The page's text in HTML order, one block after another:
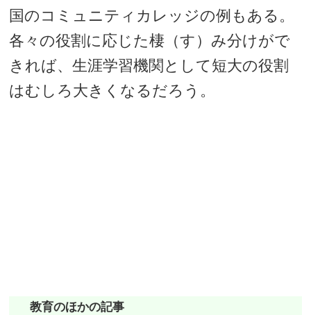
国のコミュニティカレッジの例もある。
各々の役割に応じた棲（す）み分けがで
きれば、生涯学習機関として短大の役割
はむしろ大きくなるだろう。
教育のほかの記事